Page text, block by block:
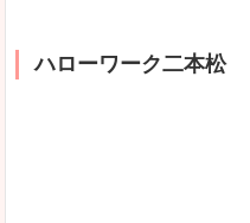
ハローワーク二本松